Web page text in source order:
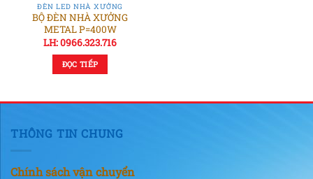
ĐÈN LED NHÀ XƯỞNG
BỘ ĐÈN NHÀ XƯỞNG
METAL P=400W
LH: 0966.323.716
ĐỌC TIẾP
THÔNG TIN CHUNG
Chính sách vận chuyển